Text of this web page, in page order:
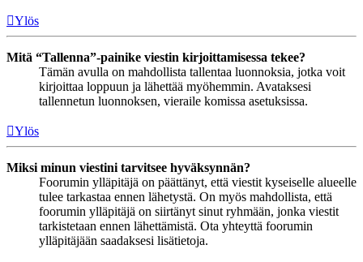
Ylös
Mitä “Tallenna”-painike viestin kirjoittamisessa tekee?
Tämän avulla on mahdollista tallentaa luonnoksia, jotka voit
kirjoittaa loppuun ja lähettää myöhemmin. Avataksesi
tallennetun luonnoksen, vieraile komissa asetuksissa.
Ylös
Miksi minun viestini tarvitsee hyväksynnän?
Foorumin ylläpitäjä on päättänyt, että viestit kyseiselle alueelle
tulee tarkastaa ennen lähetystä. On myös mahdollista, että
foorumin ylläpitäjä on siirtänyt sinut ryhmään, jonka viestit
tarkistetaan ennen lähettämistä. Ota yhteyttä foorumin
ylläpitäjään saadaksesi lisätietoja.